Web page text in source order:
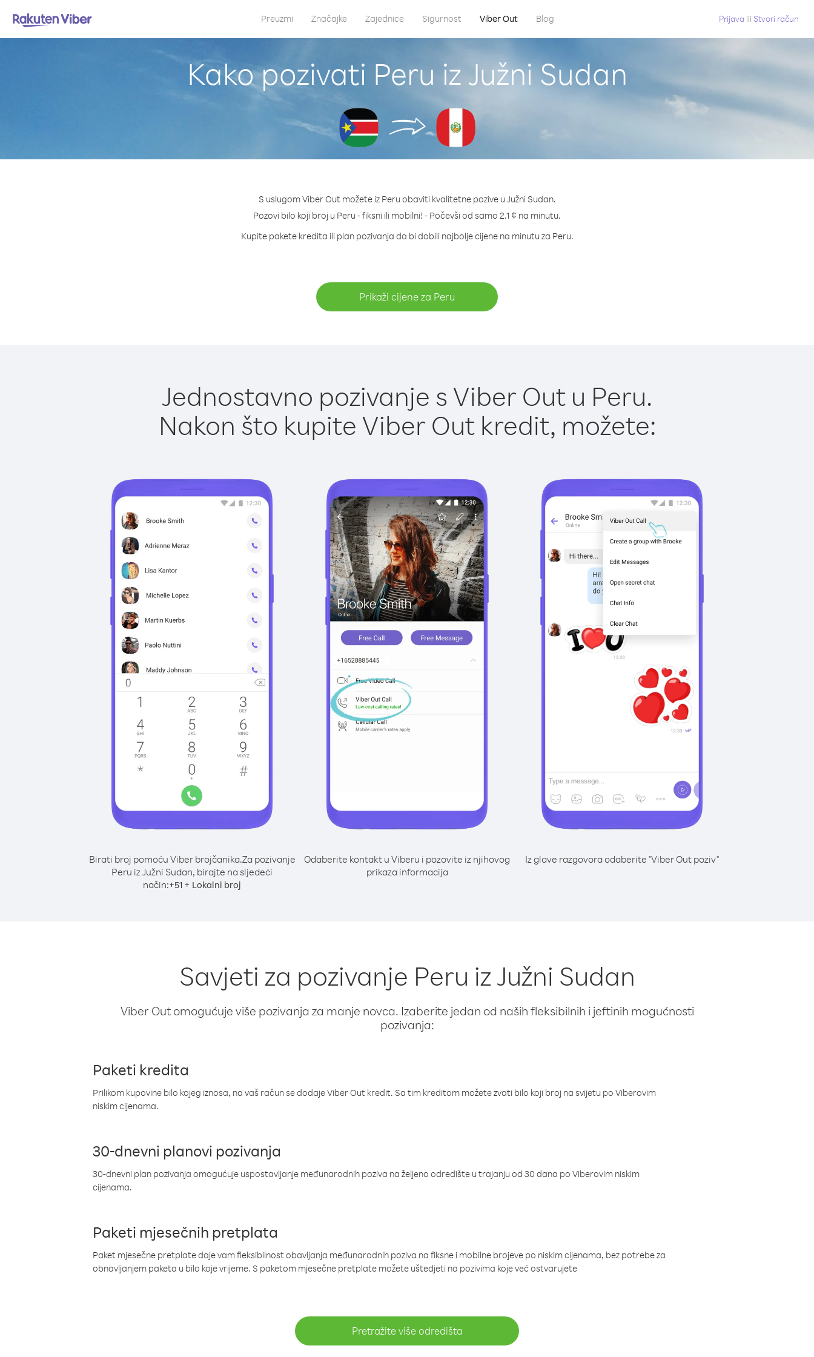
Preuzmi Značajke Zajednice Sigurnost Viber Out Blog Prijava ili Stvori račun
Kako pozivati Peru iz Južni Sudan
S uslugom Viber Out možete iz Peru obaviti kvalitetne pozive u Južni Sudan.
Pozovi bilo koji broj u Peru - fiksni ili mobilni! - Počevši od samo 2.1 ¢ na minutu.
Kupite pakete kredita ili plan pozivanja da bi dobili najbolje cijene na minutu za Peru.
Prikaži cijene za Peru
Jednostavno pozivanje s Viber Out u Peru.
Nakon što kupite Viber Out kredit, možete:
Birati broj pomoću Viber brojčanika.Za pozivanje
Peru iz Južni Sudan, birajte na sljedeći
način:+51 + Lokalni broj
Odaberite kontakt u Viberu i pozovite iz njihovog
prikaza informacija
Iz glave razgovora odaberite "Viber Out poziv"
Savjeti za pozivanje Peru iz Južni Sudan
Viber Out omogućuje više pozivanja za manje novca. Izaberite jedan od naših fleksibilnih i jeftinih mogućnosti
pozivanja:
Paketi kredita
Prilikom kupovine bilo kojeg iznosa, na vaš račun se dodaje Viber Out kredit. Sa tim kreditom možete zvati bilo koji broj na svijetu po Viberovim
niskim cijenama.
30-dnevni planovi pozivanja
30-dnevni plan pozivanja omogućuje uspostavljanje međunarodnih poziva na željeno odredište u trajanju od 30 dana po Viberovim niskim
cijenama.
Paketi mjesečnih pretplata
Paket mjesečne pretplate daje vam fleksibilnost obavljanja međunarodnih poziva na fiksne i mobilne brojeve po niskim cijenama, bez potrebe za
obnavljanjem paketa u bilo koje vrijeme. S paketom mjesečne pretplate možete uštedjeti na pozivima koje već ostvarujete
Pretražite više odredišta